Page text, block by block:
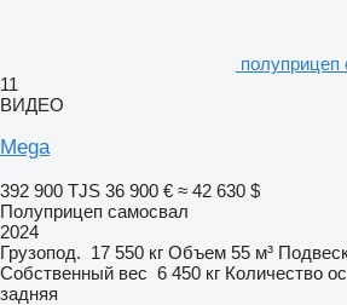
полуприцеп
11
ВИДЕО
Mega
392 900 TJS 36 900 € ≈ 42 630 $
Полуприцеп самосвал
2024
Грузопод. 17 550 кг Объем 55 м³
Собственный вес 6 450 кг Количество
задняя